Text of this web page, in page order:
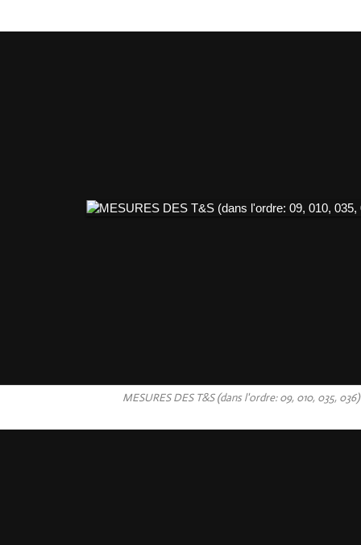
MESURES DES T&S (dans l'ordre: 09, 010, 035, 036)